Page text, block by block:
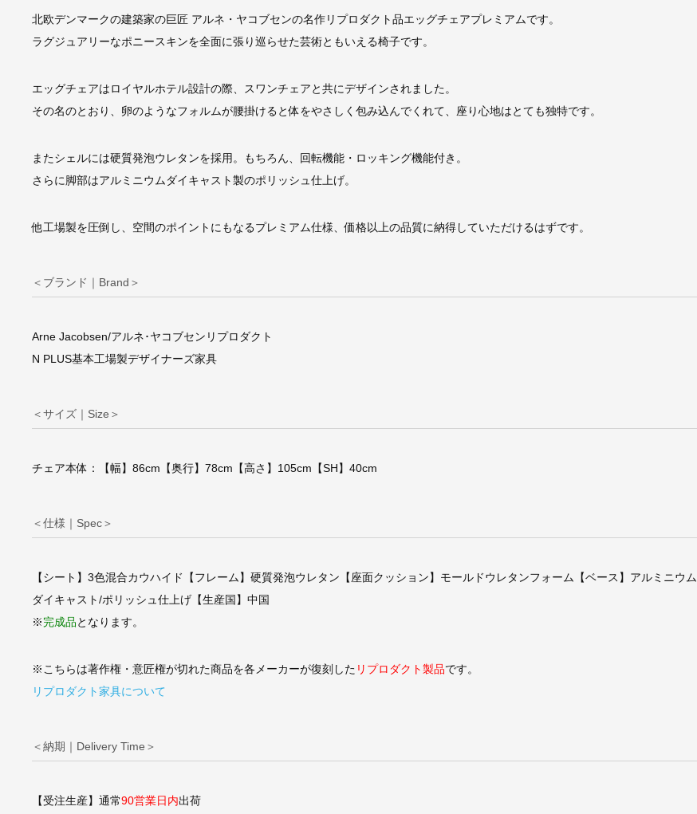
北欧デンマークの建築家の巨匠 アルネ・ヤコブセンの名作リプロダクト品エッグチェアプレミアムです。
ラグジュアリーなポニースキンを全面に張り巡らせた芸術ともいえる椅子です。
エッグチェアはロイヤルホテル設計の際、スワンチェアと共にデザインされました。
その名のとおり、卵のようなフォルムが腰掛けると体をやさしく包み込んでくれて、座り心地はとても独特です。
またシェルには硬質発泡ウレタンを採用。もちろん、回転機能・ロッキング機能付き。
さらに脚部はアルミニウムダイキャスト製のポリッシュ仕上げ。
他工場製を圧倒し、空間のポイントにもなるプレミアム仕様、価格以上の品質に納得していただけるはずです。
＜ブランド｜Brand＞
Arne Jacobsen/アルネ･ヤコブセンリプロダクト
N PLUS基本工場製デザイナーズ家具
＜サイズ｜Size＞
チェア本体：【幅】86cm【奥行】78cm【高さ】105cm【SH】40cm
＜仕様｜Spec＞
【シート】3色混合カウハイド【フレーム】硬質発泡ウレタン【座面クッション】モールドウレタンフォーム【ベース】アルミニウム
ダイキャスト/ポリッシュ仕上げ【生産国】中国
※完成品となります。
※こちらは著作権・意匠権が切れた商品を各メーカーが復刻した リプロダクト製品です。
リプロダクト家具について
＜納期｜Delivery Time＞
【受注生産】通常90営業日内出荷
グチェアEggChair【タイ